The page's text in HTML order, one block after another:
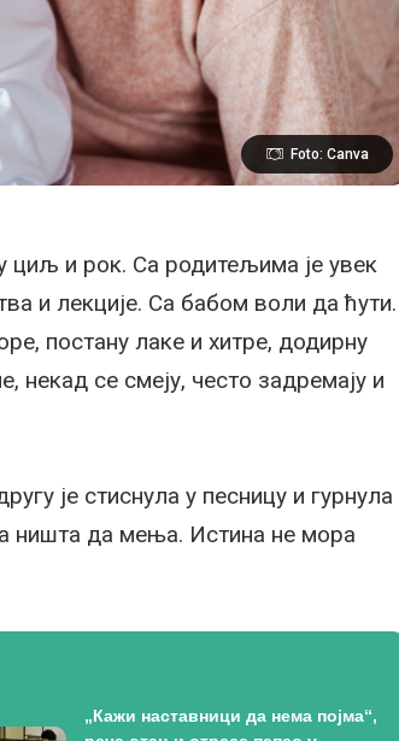
Foto: Canva
циљ и рок. Са родитељима је увек
и лекције. Са бабом воли да ћути.
постану лаке и хитре, додирну
некад се смеју, често задремају и
је стиснула у песницу и гурнула
ништа да мења. Истина не мора
„Кажи наставници да нема појма“,